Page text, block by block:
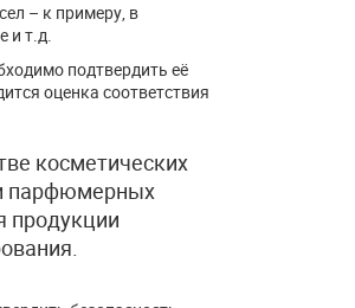
– к примеру, в
и т.д.
подтвердить её
оценка соответствия
косметических
парфюмерных
продукции